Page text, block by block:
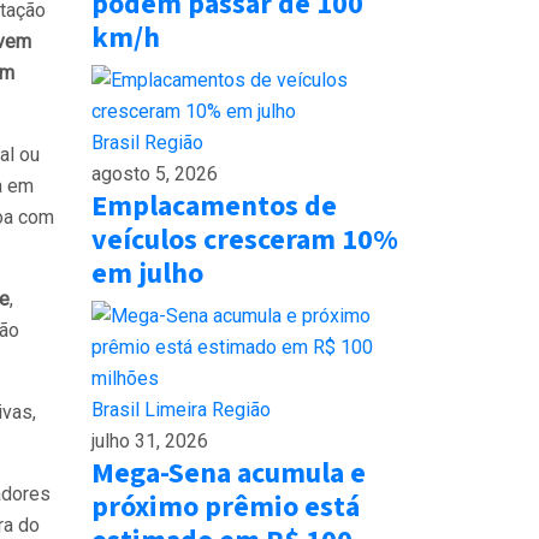
ou
em
com
,
do
km/h
Brasil Região
agosto 5, 2026
Emplacamentos de
veículos cresceram 10%
em julho
Brasil Limeira Região
julho 31, 2026
Mega-Sena acumula e
próximo prêmio está